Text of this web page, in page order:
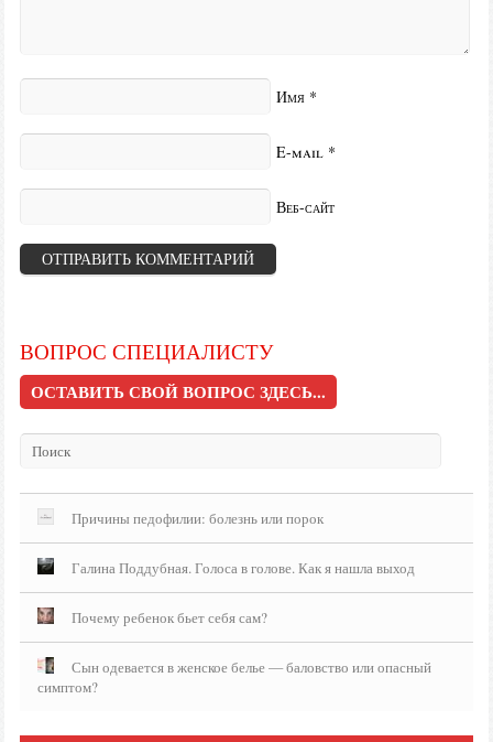
Имя *
E-mail *
Веб-сайт
ВОПРОС СПЕЦИАЛИСТУ
ОСТАВИТЬ СВОЙ ВОПРОС ЗДЕСЬ...
Причины педофилии: болезнь или порок
Галина Поддубная. Голоса в голове. Как я нашла выход
Почему ребенок бьет себя сам?
Сын одевается в женское белье — баловство или опасный
симптом?